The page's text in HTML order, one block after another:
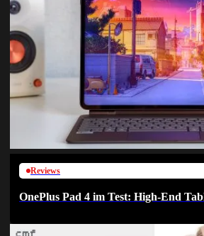
Reviews
OnePlus Pad 4 im Test: High-End